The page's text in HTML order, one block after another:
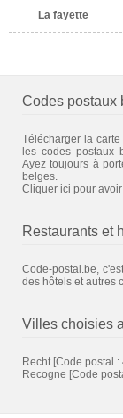
La fayette
Codes postaux
Télécharger la
les codes postaux
Ayez toujours à
belges.
Cliquer ici pour avoir
Restaurants et
Code-postal.be,
des hôtels et autres
Villes choisies
Recht [Code postal :
Recogne [Code